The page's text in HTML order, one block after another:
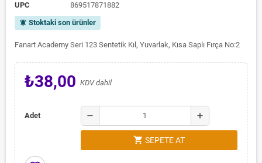
UPC
869517871882
notifications_active Stoktaki son ürünler
Fanart Academy Seri 123 Sentetik Kıl, Yuvarlak, Kısa Saplı Fırça No:2
₺38,00 KDV dahil
Adet remove add
shopping_cart SEPETE AT